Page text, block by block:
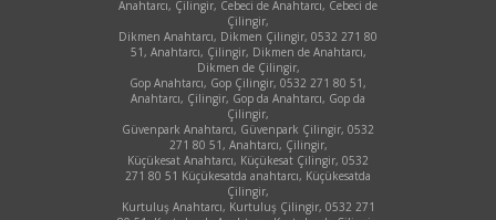
Anahtarcı, Çilingir, Cebeci de Anahtarcı, Cebeci de
Çilingir,
Dikmen Anahtarcı, Dikmen Çilingir, 0532 271 80
51, Anahtarcı, Çilingir, Dikmen de Anahtarcı,
Dikmen de Çilingir,
Gop Anahtarcı, Gop Çilingir, 0532 271 80 51,
Anahtarcı, Çilingir, Gop da Anahtarcı, Gop da
Çilingir,
Güvenpark Anahtarcı, Güvenpark Çilingir, 0532
271 80 51, Anahtarcı, Çilingir,
Küçükesat Anahtarcı, Küçükesat Çilingir, 0532
271 80 51 Küçükesatda anahtarcı, Küçükesatda
Çilingir,
Kurtuluş Anahtarcı, Kurtuluş Çilingir, 0532 271